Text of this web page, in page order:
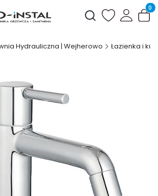
Otwórz
Hydrauliczna | Wejherowo Łazienka i